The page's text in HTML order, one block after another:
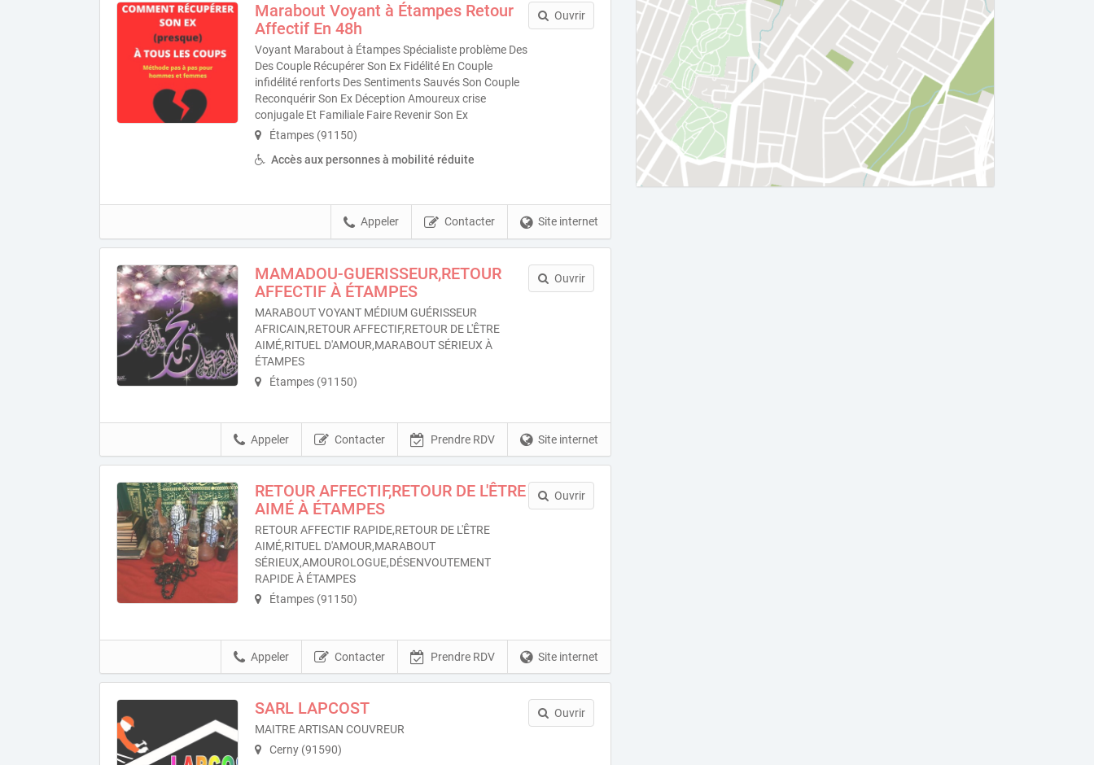
Marabout Voyant à Étampes Retour
Affectif En 48h
Voyant Marabout à Étampes Spécialiste problème Des
Des Couple Récupérer Son Ex Fidélité En Couple
infidélité renforts Des Sentiments Sauvés Son Couple
Reconquérir Son Ex Déception Amoureux crise
conjugale Et Familiale Faire Revenir Son Ex
Étampes (91150)
Accès aux personnes à mobilité réduite
Ouvrir
Site internet
Contacter
Appeler
MAMADOU-GUERISSEUR,RETOUR
AFFECTIF À ÉTAMPES
MARABOUT VOYANT MÉDIUM GUÉRISSEUR
AFRICAIN,RETOUR AFFECTIF,RETOUR DE L'ÊTRE
AIMÉ,RITUEL D'AMOUR,MARABOUT SÉRIEUX À
ÉTAMPES
Étampes (91150)
Ouvrir
Site internet
Prendre RDV
Contacter
Appeler
RETOUR AFFECTIF,RETOUR DE L'ÊTRE
AIMÉ À ÉTAMPES
RETOUR AFFECTIF RAPIDE,RETOUR DE L'ÊTRE
AIMÉ,RITUEL D'AMOUR,MARABOUT
SÉRIEUX,AMOUROLOGUE,DÉSENVOUTEMENT
RAPIDE À ÉTAMPES
Étampes (91150)
Ouvrir
Site internet
Prendre RDV
Contacter
Appeler
SARL LAPCOST
MAITRE ARTISAN COUVREUR
Cerny (91590)
Ouvrir